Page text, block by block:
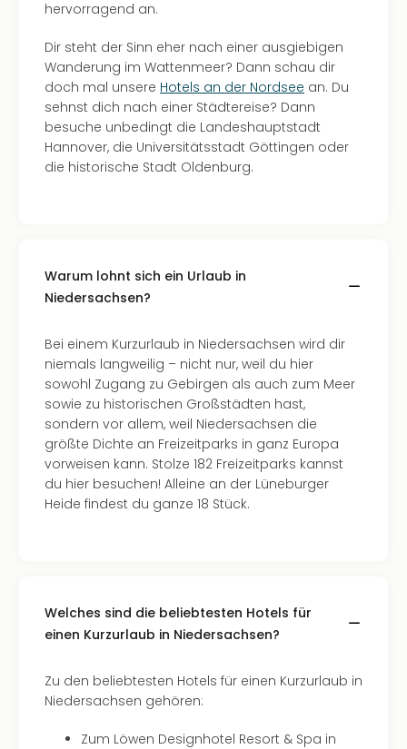
hervorragend an.
Dir steht der Sinn eher nach einer ausgiebigen
Wanderung im Wattenmeer? Dann schau dir
doch mal unsere Hotels an der Nordsee an. Du
sehnst dich nach einer Städtereise? Dann
besuche unbedingt die Landeshauptstadt
Hannover, die Universitätsstadt Göttingen oder
die historische Stadt Oldenburg.
Warum lohnt sich ein Urlaub in
Niedersachsen?
Bei einem Kurzurlaub in Niedersachsen wird dir
niemals langweilig – nicht nur, weil du hier
sowohl Zugang zu Gebirgen als auch zum Meer
sowie zu historischen Großstädten hast,
sondern vor allem, weil Niedersachsen die
größte Dichte an Freizeitparks in ganz Europa
vorweisen kann. Stolze 182 Freizeitparks kannst
du hier besuchen! Alleine an der Lüneburger
Heide findest du ganze 18 Stück.
Welches sind die beliebtesten Hotels für
einen Kurzurlaub in Niedersachsen?
Zu den beliebtesten Hotels für einen Kurzurlaub in
Niedersachsen gehören:
Zum Löwen Designhotel Resort & Spa in